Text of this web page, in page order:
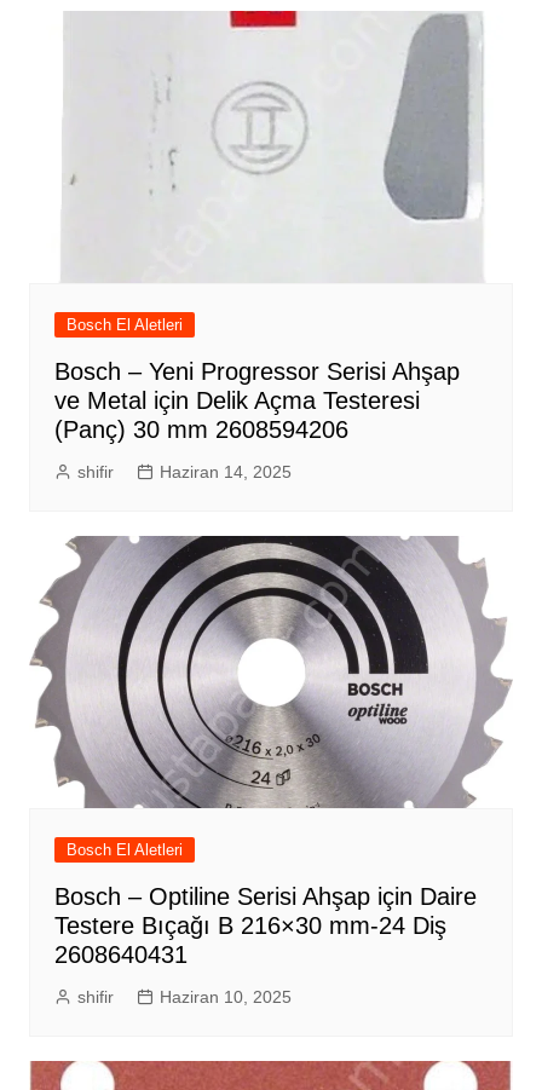
Bosch El Aletleri
Bosch – Yeni Progressor Serisi Ahşap
ve Metal için Delik Açma Testeresi
(Panç) 30 mm 2608594206
shifir Haziran 14, 2025
Bosch El Aletleri
Bosch – Optiline Serisi Ahşap için Daire
Testere Bıçağı B 216×30 mm-24 Diş
2608640431
shifir Haziran 10, 2025